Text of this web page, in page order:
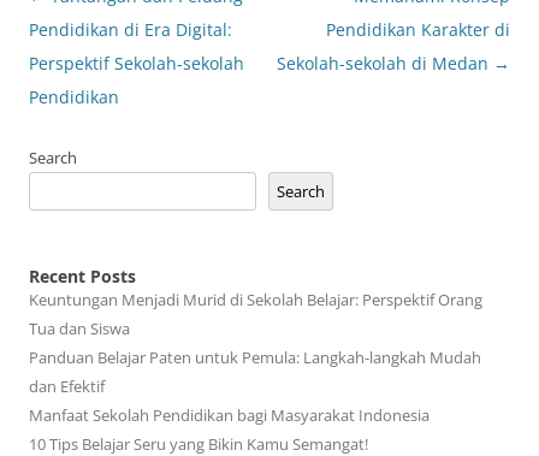
navigation
Pendidikan di Era Digital:
Perspektif Sekolah-sekolah
Pendidikan
Pendidikan Karakter di
Sekolah-sekolah di Medan →
Search
Search
Recent Posts
Keuntungan Menjadi Murid di Sekolah Belajar: Perspektif Orang
Tua dan Siswa
Panduan Belajar Paten untuk Pemula: Langkah-langkah Mudah
dan Efektif
Manfaat Sekolah Pendidikan bagi Masyarakat Indonesia
10 Tips Belajar Seru yang Bikin Kamu Semangat!